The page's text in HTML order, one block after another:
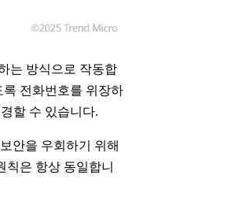
는 방식으로 작동합
전화번호를 위장하
할 수 있습니다.
안을 우회하기 위해
칙은 항상 동일합니